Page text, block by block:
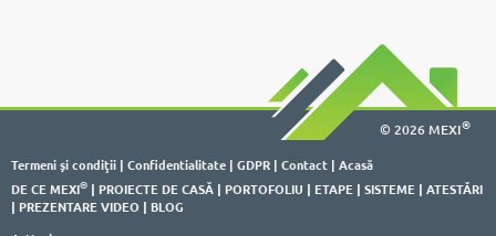
© 2026 MEXI®
Termeni şi condiţii | Confidentialitate | GDPR | Contact | Acasă
DE CE MEXI® | PROIECTE DE CASĂ | PORTOFOLIU | ETAPE | SISTEME | ATESTĂRI
| PREZENTARE VIDEO | BLOG